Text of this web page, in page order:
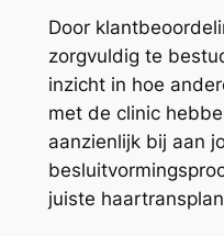
Door
zorgvuldig te
inzicht in hoe
met de clinic
aanzienlijk bij aan
juiste